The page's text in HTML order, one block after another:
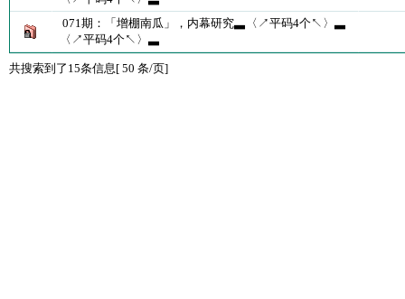
071期：「增棚南瓜」，内幕研究▃〈↗平码4个↖〉▃
〈↗平码4个↖〉▃
共搜索到了15条信息[ 50 条/页]